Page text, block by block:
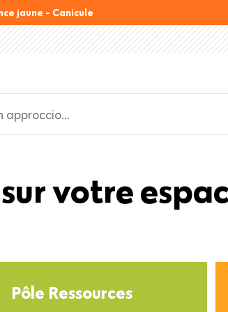
jaune - Canicule
to
votre
Pôle Ressources